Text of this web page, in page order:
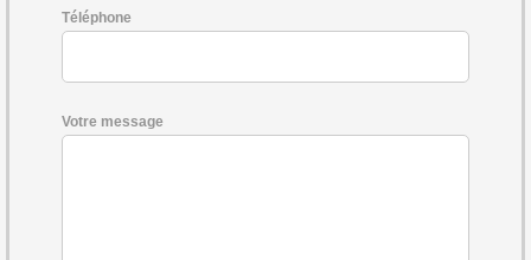
Téléphone
Votre message